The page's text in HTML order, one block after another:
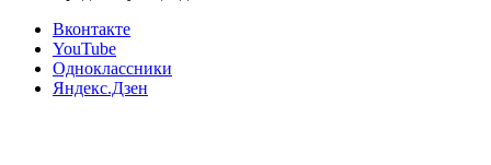
Вконтакте
YouTube
Одноклассники
Яндекс.Дзен